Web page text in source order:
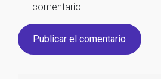
comentario.